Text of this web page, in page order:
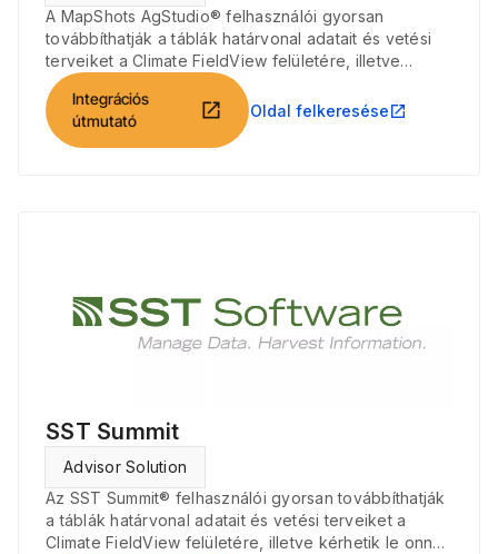
A MapShots AgStudio® felhasználói gyorsan
továbbíthatják a táblák határvonal adatait és vetési
terveiket a Climate FieldView felületére, illetve
kérhetik le onnan vetési és betakarítási fájljaikat.
Integrációs
útmutató
open_in_new Oldal felkeresése open_in_new
SST Summit
Advisor Solution
Az SST Summit® felhasználói gyorsan továbbíthatják
a táblák határvonal adatait és vetési terveiket a
Climate FieldView felületére, illetve kérhetik le onnan